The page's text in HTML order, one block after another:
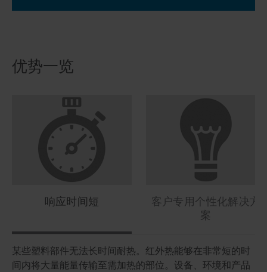
优势一览
响应时间短
客户专用个性化解决方
案
某些塑料部件无法长时间耐热。红外热能够在非常短的时
间内将大量能量传输至需加热的部位。设备、环境和产品
我们的应用专家可为您提供各类咨询，以寻求适合您流程
的解决方案。我们的应用中心不仅能为全球客户调整工业
红外线系统非常节能。与传统加热源不同，红外线系统可
在需要热量时开启。
高强度紫外灯的波长根据涂料系统光敏引发剂进行优化，
确保高效结网。如此即可提高生产速度并改善流程安全。
通过紫外线活化并使用红外热去除毛刺，使表面为涂层做
好准备，确保涂层的光洁品质。